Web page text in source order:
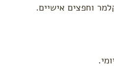
וחפצים אישיים.